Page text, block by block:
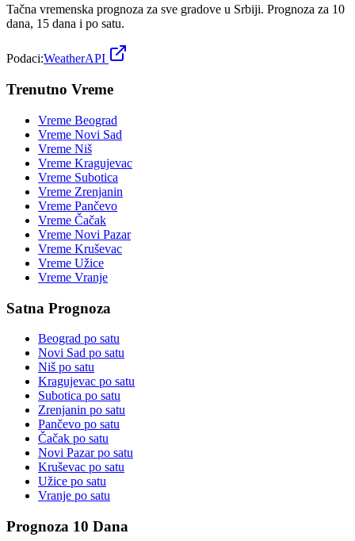
Tačna vremenska prognoza za sve gradove u Srbiji. Prognoza za 10
dana, 15 dana i po satu.
Podaci:WeatherAPI
Trenutno Vreme
Vreme Beograd
Vreme Novi Sad
Vreme Niš
Vreme Kragujevac
Vreme Subotica
Vreme Zrenjanin
Vreme Pančevo
Vreme Čačak
Vreme Novi Pazar
Vreme Kruševac
Vreme Užice
Vreme Vranje
Satna Prognoza
Beograd po satu
Novi Sad po satu
Niš po satu
Kragujevac po satu
Subotica po satu
Zrenjanin po satu
Pančevo po satu
Čačak po satu
Novi Pazarpo satu
Kruševac po satu
Užice po satu
Vranje po satu
Prognoza 10 Dana